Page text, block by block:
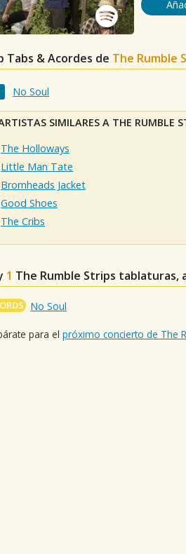
Tabs & Acordes de The Rumble
No Soul
SIMILARES A THE RUMBLE
The Holloways
Little Man Tate
Bromheads Jacket
Good Shoes
The Cribs
1 The Rumble Strips tablaturas,
No Soul
para el próximo concierto de The